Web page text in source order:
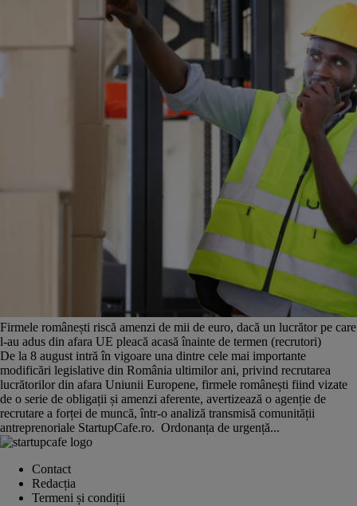
Firmele românești riscă amenzi de mii de euro, dacă un lucrător pe care
l-au adus din afara UE pleacă acasă înainte de termen (recrutori)
De la 8 august intră în vigoare una dintre cele mai importante
modificări legislative din România ultimilor ani, privind recrutarea
lucrătorilor din afara Uniunii Europene, firmele românești fiind vizate
de o serie de obligații și amenzi aferente, avertizează o agenție de
recrutare a forței de muncă, într-o analiză transmisă comunității
antreprenoriale StartupCafe.ro. Ordonanța de urgență...
Contact
Redacția
Termeni și condiții